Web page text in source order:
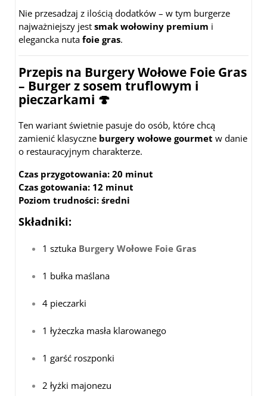
Nie przesadzaj z ilością dodatków – w tym burgerze
najważniejszy jest smak wołowiny premium i
elegancka nuta foie gras.
Przepis na Burgery Wołowe Foie Gras
– Burger z sosem truflowym i
pieczarkami 🍄
Ten wariant świetnie pasuje do osób, które chcą
zamienić klasyczne burgery wołowe gourmet w danie
o restauracyjnym charakterze.
Czas przygotowania: 20 minut
Czas gotowania: 12 minut
Poziom trudności: średni
Składniki:
1 sztuka Burgery Wołowe Foie Gras
1 bułka maślana
4 pieczarki
1 łyżeczka masła klarowanego
1 garść roszponki
2 łyżki majonezu